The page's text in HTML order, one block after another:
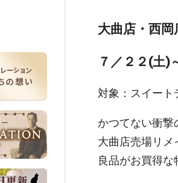
大曲店・西
７／２２(土)
対象：スイー
かつてない衝撃
大曲店売場リメ
良品がお買得な